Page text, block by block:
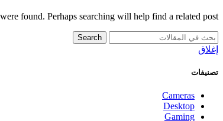
found. Perhaps searching will help find a related post.
Search
إغلاق
تصنيفات
Cameras
Desktop
Gaming